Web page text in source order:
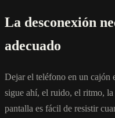
La desconexión
adecuado
Dejar el teléfono en un cajón
sigue ahí, el ruido, el ritmo,
pantalla es fácil de resistir